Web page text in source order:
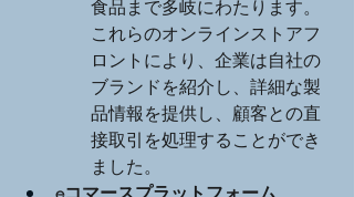
食品まで多岐にわたります。
これらのオンラインストアフ
ロントにより、企業は自社の
ブランドを紹介し、詳細な製
品情報を提供し、顧客との直
接取引を処理することができ
ました。